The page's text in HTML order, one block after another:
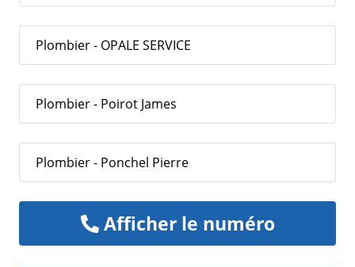
Plombier - OPALE SERVICE
Plombier - Poirot James
Plombier - Ponchel Pierre
Afficher le numéro